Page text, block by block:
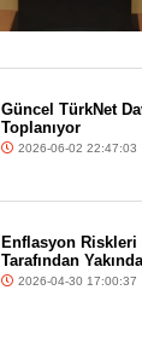
Güncel TürkNet
Toplanıyor
2026-06-02 22:47:03
Enflasyon Riskleri
Tarafından
2026-04-30 17:00:37